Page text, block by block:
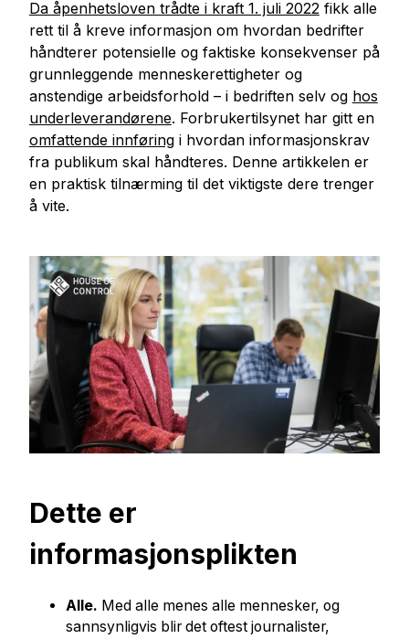
Da åpenhetsloven trådte i kraft 1. juli 2022fikk alle
rett til å kreve informasjon om hvordan bedrifter
håndterer potensielle og faktiske konsekvenser på
grunnleggende menneskerettigheter og
anstendige arbeidsforhold – i bedriften selv og hos
underleverandørene. Forbrukertilsynet har gitt en
omfattende innføringi hvordan informasjonskrav
fra publikum skal håndteres. Denne artikkelen er
en praktisk tilnærming til det viktigste dere trenger
å vite.
Dette er
informasjonsplikten
Alle. Med alle menes alle mennesker, og
sannsynligvis blir det oftest journalister,